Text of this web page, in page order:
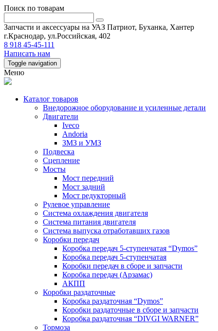
Поиск по товарам
Запчасти и аксессуары на УАЗ Патриот, Буханка, Хантер
г.Краснодар, ул.Российская, 402
8 918 45-45-111
Написать нам
Toggle navigation
Меню
Каталог товаров
Внедорожное оборудование и усиленные детали
Двигатели
Iveco
Andoria
ЗМЗ и УМЗ
Подвеска
Сцепление
Мосты
Мост передний
Мост задний
Мост редукторный
Рулевое управление
Система охлаждения двигателя
Система питания двигателя
Система выпуска отработавших газов
Коробки передач
Коробка передач 5-ступенчатая “Dymos”
Коробка передач 5-ступенчатая
Коробки передач в сборе и запчасти
Коробка передач (Арзамас)
АКПП
Коробки раздаточные
Коробка раздаточная “Dymos”
Коробки раздаточные в сборе и запчасти
Коробка раздаточная “DIVGI WARNER”
Тормоза